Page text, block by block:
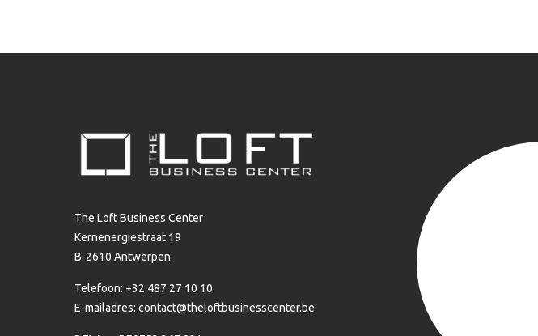
The Loft Business Center
Kernenergiestraat 19
B-2610 Antwerpen
Telefoon: +32 487 27 10 10
E-mailadres: contact@theloftbusinesscenter.be